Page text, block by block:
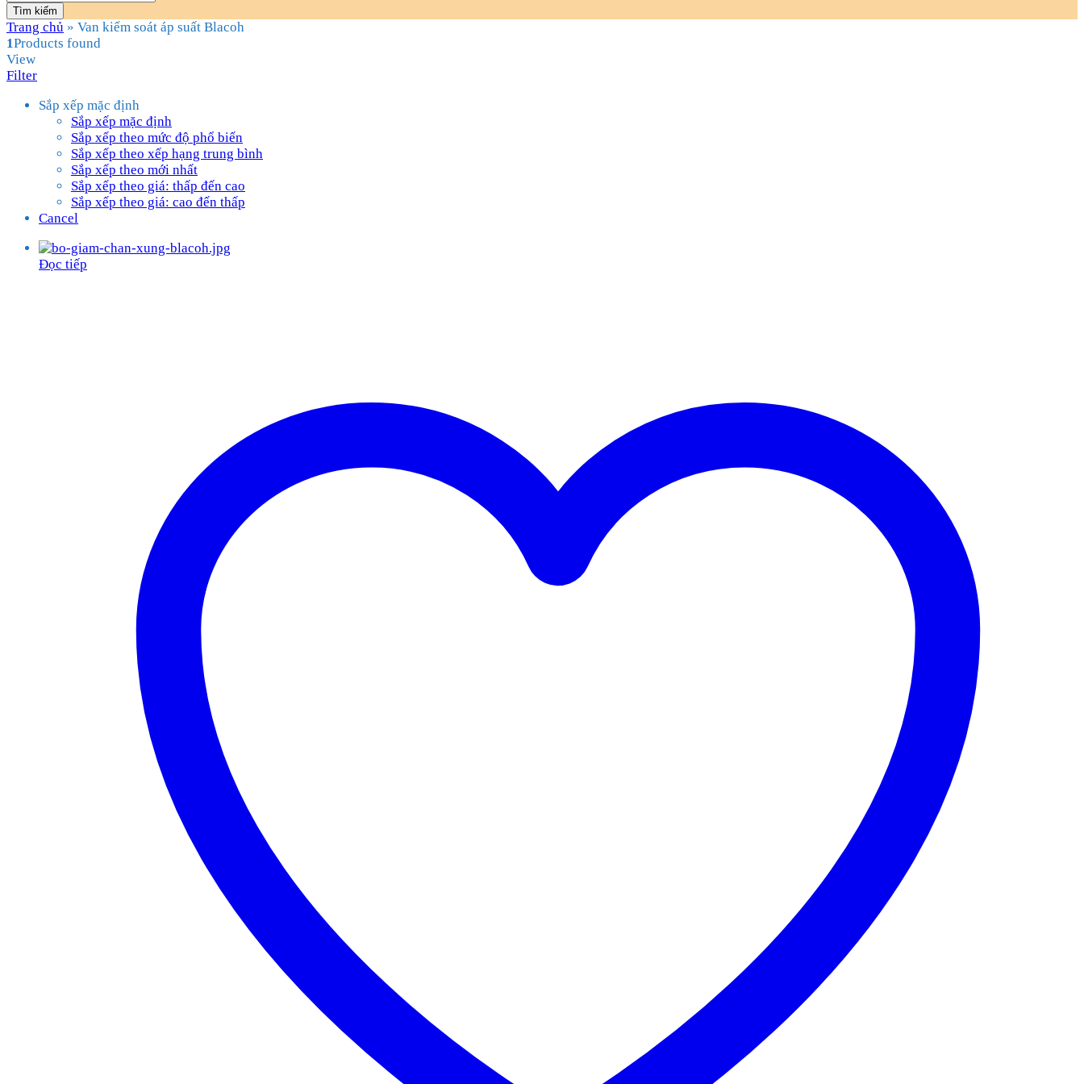
Tìm kiếm
Trang chủ » Van kiểm soát áp suất Blacoh
1Products found
View
Filter
Sắp xếp mặc định
Sắp xếp mặc định
Sắp xếp theo mức độ phổ biến
Sắp xếp theo xếp hạng trung bình
Sắp xếp theo mới nhất
Sắp xếp theo giá: thấp đến cao
Sắp xếp theo giá: cao đến thấp
Cancel
Đọc tiếp